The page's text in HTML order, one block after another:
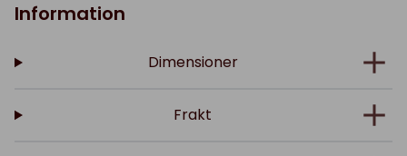
Information
Dimensioner
Frakt